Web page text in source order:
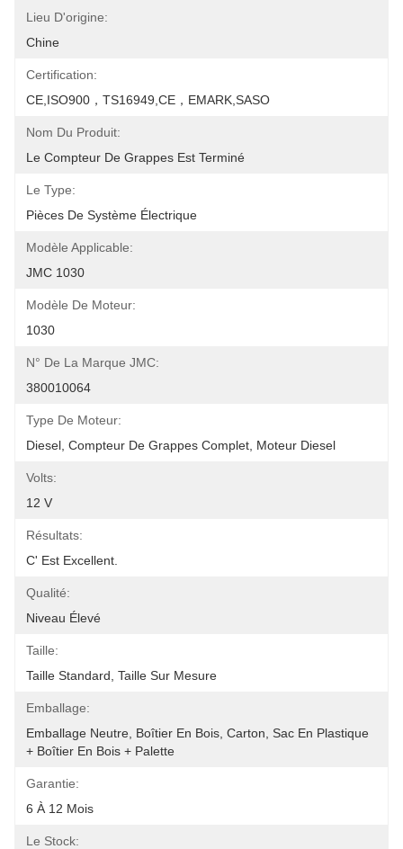
Lieu D'origine:
Chine
Certification:
CE,ISO900，TS16949,CE，EMARK,SASO
Nom Du Produit:
Le Compteur De Grappes Est Terminé
Le Type:
Pièces De Système Électrique
Modèle Applicable:
JMC 1030
Modèle De Moteur:
1030
N° De La Marque JMC:
380010064
Type De Moteur:
Diesel, Compteur De Grappes Complet, Moteur Diesel
Volts:
12 V
Résultats:
C' Est Excellent.
Qualité:
Niveau Élevé
Taille:
Taille Standard, Taille Sur Mesure
Emballage:
Emballage Neutre, Boîtier En Bois, Carton, Sac En Plastique
+ Boîtier En Bois + Palette
Garantie:
6 À 12 Mois
Le Stock: